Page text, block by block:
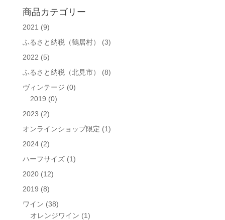
対
商品カテゴリー
2021 (9)
ふるさと納税（鶴居村）
(3)
2022 (5)
ふるさと納税（北見市）
(8)
ヴィンテージ (0)
2019 (0)
2023 (2)
オンラインショップ限定 (1)
2024 (2)
ハーフサイズ (1)
2020 (12)
2019 (8)
ワイン (38)
オレンジワイン (1)